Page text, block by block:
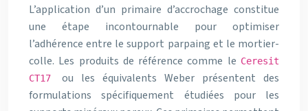
L’application d’un primaire d’accrochage constitue
une étape incontournable pour optimiser
l’adhérence entre le support parpaing et le mortier-
colle. Les produits de référence comme le Ceresit
CT17 ou les équivalents Weber présentent des
formulations spécifiquement étudiées pour les